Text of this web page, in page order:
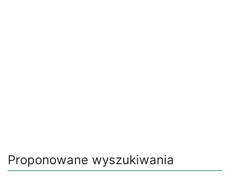
Proponowane wyszukiwania